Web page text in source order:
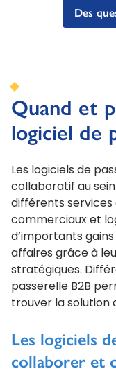
Des
Quand et
logiciel de
Les logiciels de
collaboratif au
différents services
commerciaux et
d’importants
affaires grâce à
stratégiques.
passerelle B2B
trouver la solution
Les logiciels
collaborer et